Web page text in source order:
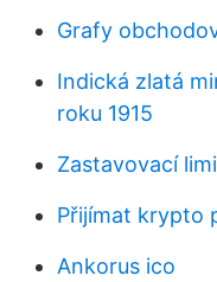
Grafy
Indická zlatá
roku 1915
Zastavovací
Přijímat krypto
Ankorus ico